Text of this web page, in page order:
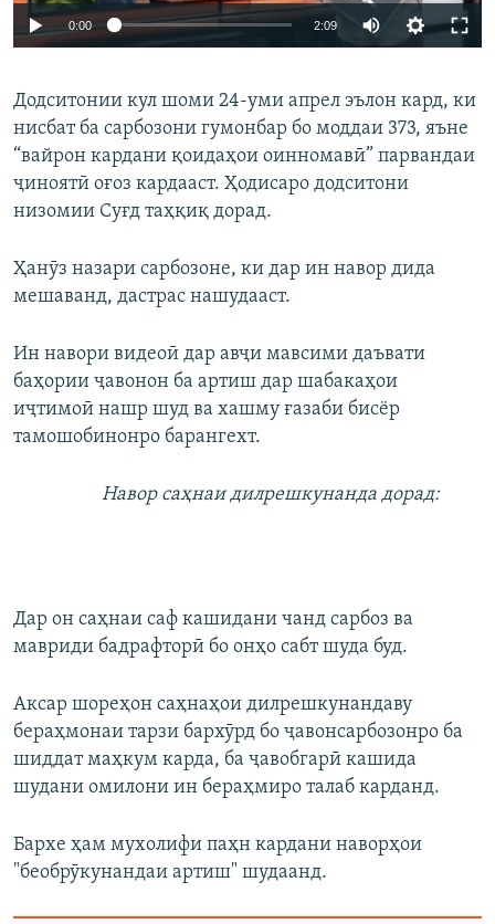
Auto 240p 360p 480p
720p 1080p
0:00 2:09
360p
480p
Додситонии кул шоми 24-уми апрел эълон кард, ки
нисбат ба сарбозони гумонбар бо моддаи 373, яъне
“вайрон кардани қоидаҳои оинномавӣ” парвандаи
ҷиноятӣ оғоз кардааст. Ҳодисаро додситони
низомии Суғд таҳқиқ дорад.
Ҳанӯз назари сарбозоне, ки дар ин навор дида
мешаванд, дастрас нашудааст.
Ин навори видеоӣ дар авҷи мавсими даъвати
баҳории ҷавонон ба артиш дар шабакаҳои
иҷтимоӣ нашр шуд ва хашму ғазаби бисёр
тамошобинонро барангехт.
Навор саҳнаи дилрешкунанда дорад:
Дар он саҳнаи саф кашидани чанд сарбоз ва
мавриди бадрафторӣ бо онҳо сабт шуда буд.
Аксар шореҳон саҳнаҳои дилрешкунандаву
бераҳмонаи тарзи бархӯрд бо ҷавонсарбозонро ба
шиддат маҳкум карда, ба ҷавобгарӣ кашида
шудани омилони ин бераҳмиро талаб карданд.
Бархе ҳам мухолифи паҳн кардани наворҳои
"беобрӯкунандаи артиш" шудаанд.